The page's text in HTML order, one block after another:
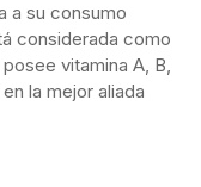
a su consumo
considerada como
vitamina A, B,
la mejor aliada